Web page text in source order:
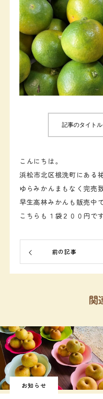
記事のタイト
こんにちは。
浜松市北区根洗町にある
ゆらみかんまもなく完売
早生高林みかんも販売中で
こちらも１袋２００円です
前の記事
関
お知らせ
求人情報
農園情報
お知らせ
お問い合わせ